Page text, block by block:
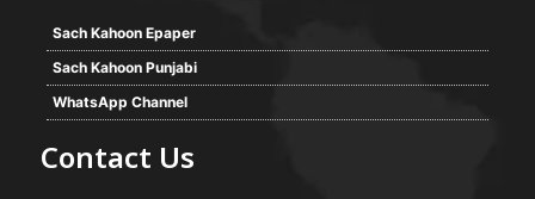
Sach Kahoon Epaper
Sach Kahoon Punjabi
WhatsApp Channel
Contact Us